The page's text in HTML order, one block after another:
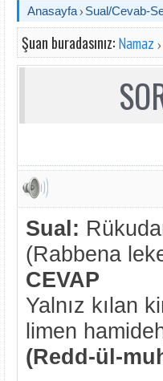
Anasayfa Sual/Cevab-
Şuan buradasınız: Namaz
Sual:
(Rabbena
CEVAP
Yalnız kılan
limen
(Redd-ül-